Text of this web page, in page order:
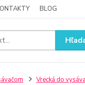
BLOG
Vrecká do